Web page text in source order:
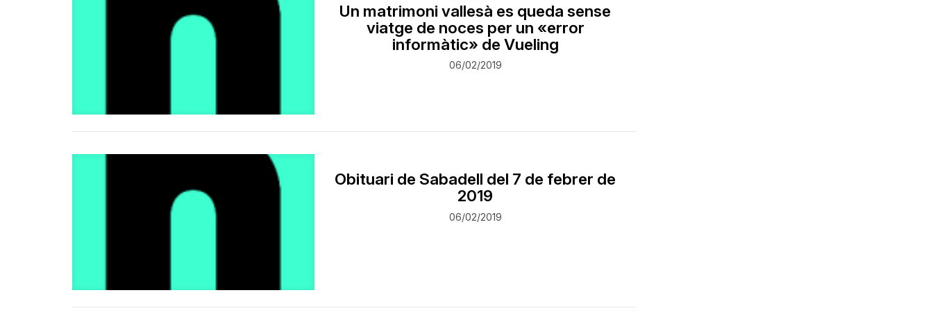
Un matrimoni vallesà es queda sense
viatge de noces per un «error
informàtic» de Vueling
06/02/2019
Obituari de Sabadell del 7 de febrer de
2019
06/02/2019